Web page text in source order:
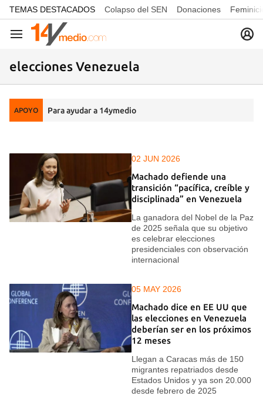
common.go-to-content
TEMAS DESTACADOS Colapso del SEN Donaciones
Navegación
elecciones Venezuela
APOYO Para ayudar a 14ymedio
02 JUN 2026
Machado defiende una
transición “pacífica, creíble y
disciplinada” en Venezuela
La ganadora del Nobel de la Paz
de 2025 señala que su objetivo
es celebrar elecciones
presidenciales con observación
internacional
05 MAY 2026
Machado dice en EE UU que
las elecciones en Venezuela
deberían ser en los próximos
12 meses
Llegan a Caracas más de 150
migrantes repatriados desde
Estados Unidos y ya son 20.000
desde febrero de 2025